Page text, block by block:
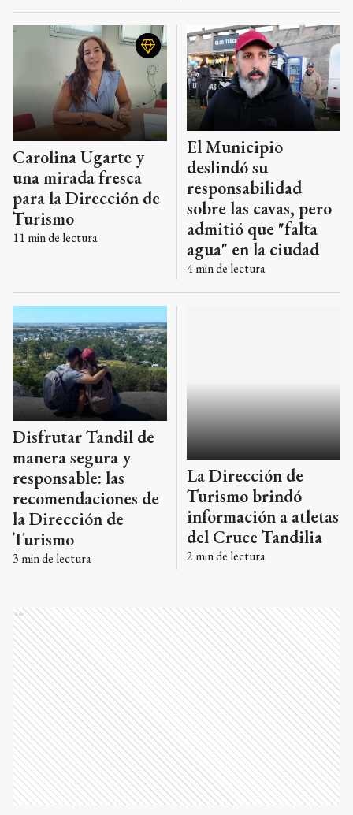
Carolina Ugarte y
una mirada fresca
para la Dirección de
Turismo
11 min de lectura
El Municipio
deslindó su
responsabilidad
sobre las cavas, pero
admitió que "falta
agua" en la ciudad
4min de lectura
Disfrutar Tandil de
manera segura y
responsable: las
recomendaciones de
la Dirección de
Turismo
3 min de lectura
La Dirección de
Turismo brindó
información a atletas
del Cruce Tandilia
2 min de lectura
Ads